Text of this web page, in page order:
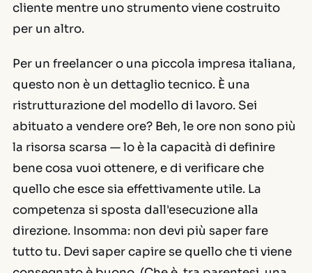
cliente mentre uno strumento viene costruito
per un altro.
Per un freelancer o una piccola impresa italiana,
questo non è un dettaglio tecnico. È una
ristrutturazione del modello di lavoro. Sei
abituato a vendere ore? Beh, le ore non sono più
la risorsa scarsa — lo è la capacità di definire
bene cosa vuoi ottenere, e di verificare che
quello che esce sia effettivamente utile. La
competenza si sposta dall'esecuzione alla
direzione. Insomma: non devi più saper fare
tutto tu. Devi saper capire se quello che ti viene